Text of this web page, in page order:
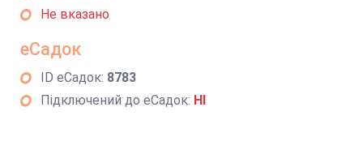
Не вказано
еСадок
ID еСадок: 8783
Підключений до еСадок: НІ